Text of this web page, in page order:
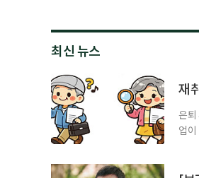
최신 뉴스
재
은퇴
업